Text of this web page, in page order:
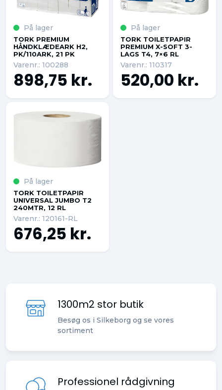
På lager
TORK PREMIUM
HÅNDKLÆDEARK H2,
PK/110ARK, 21 PK
Varenr.: 100288
898,75 kr.
På lager
TORK TOILETPAPIR
PREMIUM X-SOFT 3-
LAGS T4, 7×6 RL
Varenr.: 110317
520,00 kr.
På lager
TORK TOILETPAPIR
UNIVERSAL JUMBO T2
240MTR, 12 RL
Varenr.: 120161-RL
676,25 kr.
1300m2 stor butik
Besøg os i Silkeborg og se vores
sortiment
Professionel rådgivning